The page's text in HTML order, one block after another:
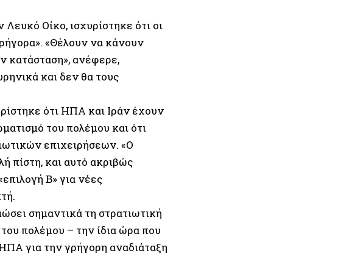
Οίκο, ισχυρίστηκε ότι οι
«Θέλουν να κάνουν
κατάσταση», ανέφερε,
και δεν θα τους
ότι ΗΠΑ και Ιράν έχουν
του πολέμου και ότι
επιχειρήσεων. «Ο
πίστη, και αυτό ακριβώς
Β» για νέες
σημαντικά τη στρατιωτική
πολέμου – την ίδια ώρα που
για την γρήγορη αναδιάταξη